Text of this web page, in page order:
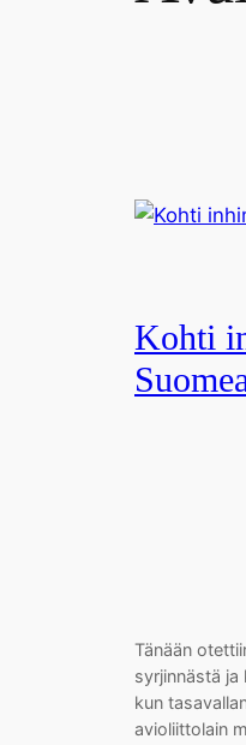
Kohti
Tänään
syrjinnästä ja
kun
avioliittolain